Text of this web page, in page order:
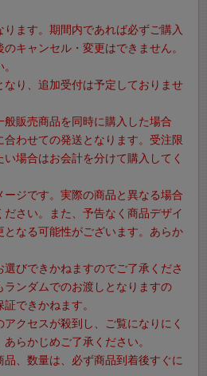
ます。期間内であれば必ずご購入
キャンセル・変更はできません。
り、追加受付は予定しておりませ
販売商品を同時に購入した場合
わせての発送となります。受注限
場合はお会計を分けて購入してく
ジです。実際の商品と異なる場合
さい。また、予告なく商品デザイ
となる可能性がございます。あらか
びできかねますのでご了承くださ
ランダムでのお渡しとなりますの
できかねます。
クセスが殺到し、ご覧になりにく
らかじめご了承ください。
、数量は、必ず商品到着後すぐに